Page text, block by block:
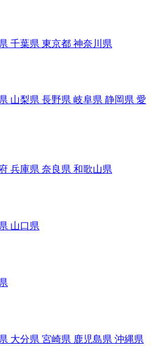
千葉県 東京都 神奈川県
山梨県 長野県 岐阜県 静岡県 愛
兵庫県 奈良県 和歌山県
山口県
大分県 宮崎県 鹿児島県 沖縄県